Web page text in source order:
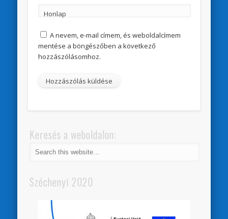
Honlap
A nevem, e-mail címem, és weboldalcímem
mentése a böngészőben a következő
hozzászólásomhoz.
Keresés a weboldalon:
Széchenyi 2020